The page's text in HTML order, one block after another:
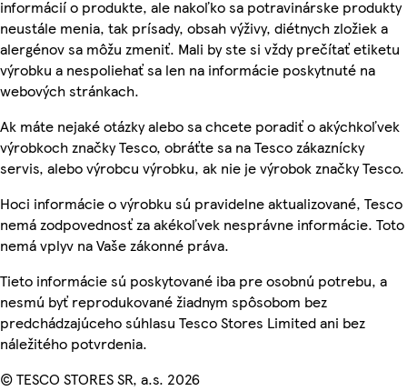
informácií o produkte, ale nakoľko sa potravinárske produkty
neustále menia, tak prísady, obsah výživy, diétnych zložiek a
alergénov sa môžu zmeniť. Mali by ste si vždy prečítať etiketu
výrobku a nespoliehať sa len na informácie poskytnuté na
webových stránkach.
Ak máte nejaké otázky alebo sa chcete poradiť o akýchkoľvek
výrobkoch značky Tesco, obráťte sa na Tesco zákaznícky
servis, alebo výrobcu výrobku, ak nie je výrobok značky Tesco.
Hoci informácie o výrobku sú pravidelne aktualizované, Tesco
nemá zodpovednosť za akékoľvek nesprávne informácie. Toto
nemá vplyv na Vaše zákonné práva.
Tieto informácie sú poskytované iba pre osobnú potrebu, a
nesmú byť reprodukované žiadnym spôsobom bez
predchádzajúceho súhlasu Tesco Stores Limited ani bez
náležitého potvrdenia.
© TESCO STORES SR, a.s. 2026